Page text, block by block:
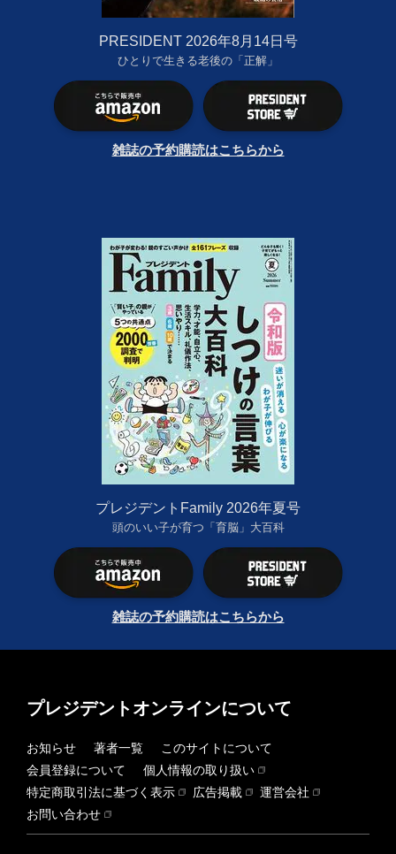
PRESIDENT 2026年8月14日号
ひとりで生きる老後の「正解」
雑誌の予約購読はこちらから
プレジデントFamily 2026年夏号
頭のいい子が育つ「育脳」大百科
雑誌の予約購読はこちらから
プレジデントオンラインについて
お知らせ 著者一覧
このサイトについて
会員登録について
個人情報の取り扱い
特定商取引法に基づく表示
広告掲載
運営会社
お問い合わせ